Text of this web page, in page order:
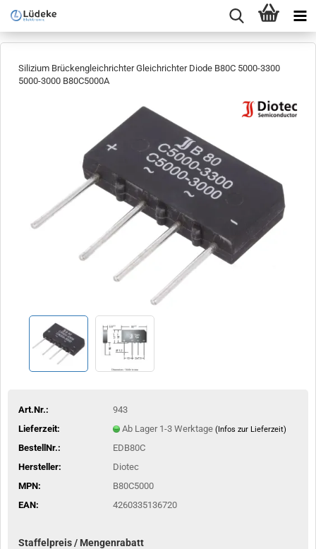
Silizium Brückengleichrichter Gleichrichter Diode B80C 5000-3300
5000-3000 B80C5000A
Art.Nr.:
943
Lieferzeit:
Ab Lager 1-3 Werktage (Infos zur Lieferzeit)
BestellNr.:
EDB80C
Hersteller:
Diotec
MPN:
B80C5000
EAN:
4260335136720
Staffelpreis / Mengenrabatt